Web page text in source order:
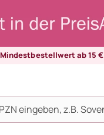
Mindestbestellwert ab 15 €